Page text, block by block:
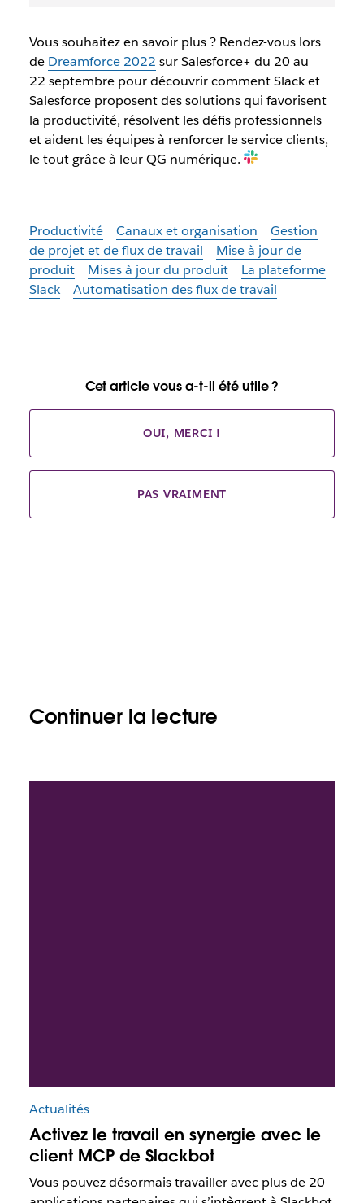
Vous souhaitez en savoir plus ? Rendez-vous lors
de Dreamforce 2022 sur Salesforce+ du 20 au
22 septembre pour découvrir comment Slack et
Salesforce proposent des solutions qui favorisent
la productivité, résolvent les défis professionnels
et aident les équipes à renforcer le service clients,
le tout grâce à leur QG numérique.
Productivité Canaux et organisation
Gestion
de projet et de flux de travail
Mise à jour de
produit
Mises à jour du produit
La plateforme
Slack
Automatisation des flux de travail
Cet article vous a-t-il été utile ?
OUI, MERCI !
PAS VRAIMENT
Continuer la lecture
Actualités
Activez le travail en synergie avec le
client MCP de Slackbot
Vous pouvez désormais travailler avec plus de 20